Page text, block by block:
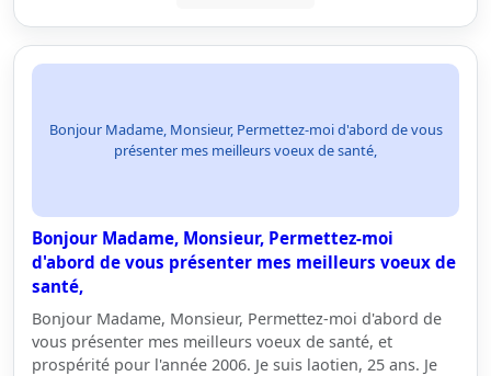
Bonjour Madame, Monsieur, Permettez-moi d'abord de vous
présenter mes meilleurs voeux de santé,
Bonjour Madame, Monsieur, Permettez-moi
d'abord de vous présenter mes meilleurs voeux de
santé,
Bonjour Madame, Monsieur, Permettez-moi d'abord de
vous présenter mes meilleurs voeux de santé, et
prospérité pour l'année 2006. Je suis laotien, 25 ans. Je